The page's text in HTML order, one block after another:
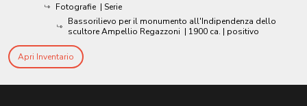
Fotografie | Serie
Bassorilievo per il monumento all'Indipendenza dello
scultore Ampellio Regazzoni | 1900 ca. | positivo
Apri Inventario